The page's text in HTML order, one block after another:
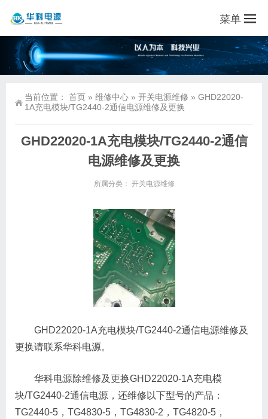
菜单
当前位置： 首页 » 维修中心 » 开关电源维修 » GHD22020-
1A充电模块/TG2440-2通信电源维修及更换
GHD22020-1A充电模块/TG2440-2通信
电源维修及更换
所属分类： 开关电源维修
GHD22020-1A充电模块/TG2440-2通信电源维修及
更换请联系华科电源。
华科电源除维修及更换GHD22020-1A充电模
块/TG2440-2通信电源，还维修以下型号的产品：
TG2440-5，TG4830-5，TG4830-2，TG4820-5，